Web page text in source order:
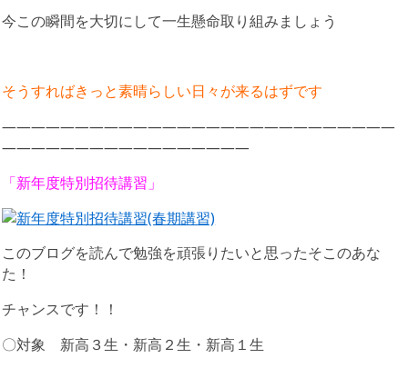
今この瞬間を大切にして一生懸命取り組みましょう
そうすればきっと素晴らしい日々が来るはずです
―――――――――――――――――――――――――――
―――――――――――――――――
「新年度特別招待講習」
このブログを読んで勉強を頑張りたいと思ったそこのあな
た！
チャンスです！！
〇対象 新高３生・新高２生・新高１生